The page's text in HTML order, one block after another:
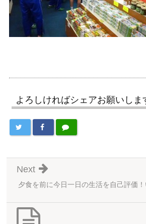
よろしければシェアお願いしま
夕食を前に今日一日の生活を自己評価！
Next